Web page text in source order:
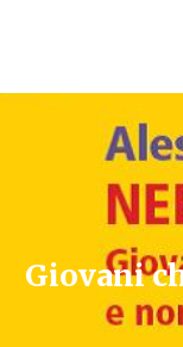
Giovani